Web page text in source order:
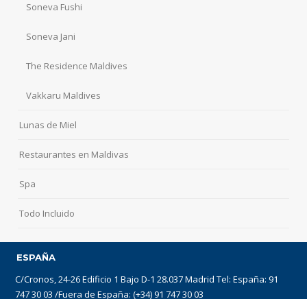
Soneva Fushi
Soneva Jani
The Residence Maldives
Vakkaru Maldives
Lunas de Miel
Restaurantes en Maldivas
Spa
Todo Incluido
ESPAÑA
C/Cronos, 24-26 Edificio 1 Bajo D-1 28.037 Madrid Tel: España: 91
747 30 03 /Fuera de España: (+34) 91 747 30 03